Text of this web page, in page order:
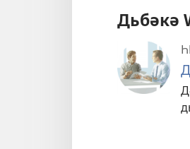
Дьбәкә